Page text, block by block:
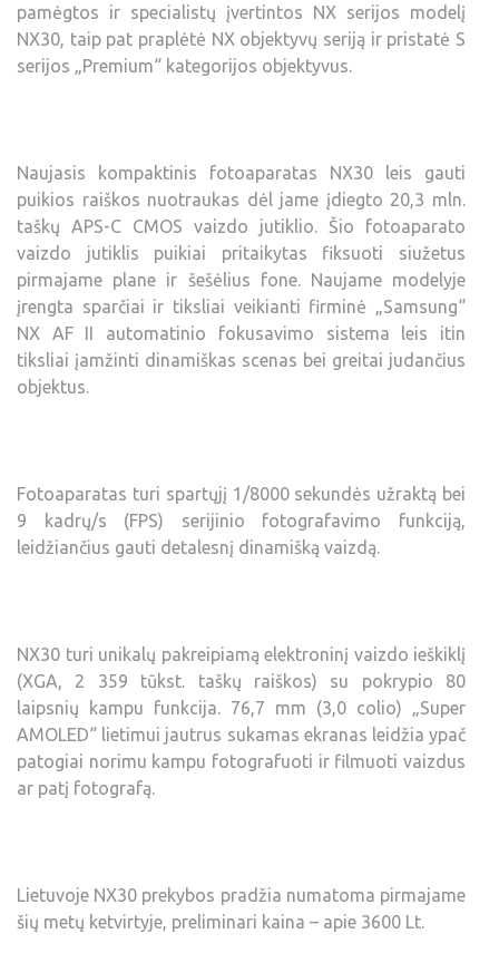
pamėgtos ir specialistų įvertintos NX serijos modelį
NX30, taip pat praplėtė NX objektyvų seriją ir pristatė S
serijos „Premium“ kategorijos objektyvus.
Naujasis kompaktinis fotoaparatas NX30 leis gauti
puikios raiškos nuotraukas dėl jame įdiegto 20,3 mln.
taškų APS-C CMOS vaizdo jutiklio. Šio fotoaparato
vaizdo jutiklis puikiai pritaikytas fiksuoti siužetus
pirmajame plane ir šešėlius fone. Naujame modelyje
įrengta sparčiai ir tiksliai veikianti firminė „Samsung“
NX AF II automatinio fokusavimo sistema leis itin
tiksliai įamžinti dinamiškas scenas bei greitai judančius
objektus.
Fotoaparatas turi spartųjį 1/8000 sekundės užraktą bei
9 kadrų/s (FPS) serijinio fotografavimo funkciją,
leidžiančius gauti detalesnį dinamišką vaizdą.
NX30 turi unikalų pakreipiamą elektroninį vaizdo ieškiklį
(XGA, 2 359 tūkst. taškų raiškos) su pokrypio 80
laipsnių kampu funkcija. 76,7 mm (3,0 colio) „Super
AMOLED“ lietimui jautrus sukamas ekranas leidžia ypač
patogiai norimu kampu fotografuoti ir filmuoti vaizdus
ar patį fotografą.
Lietuvoje NX30 prekybos pradžia numatoma pirmajame
šių metų ketvirtyje, preliminari kaina – apie 3600 Lt.